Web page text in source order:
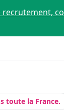
toute la France.